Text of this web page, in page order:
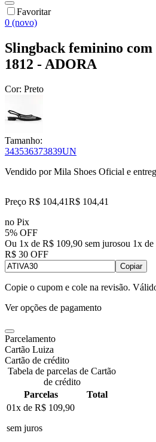
Favoritar
0 (novo)
Slingback feminino
1812 - ADORA
Cor: Preto
Tamanho:
343536373839UN
Vendido porMila Shoes Oficial e
Preço R$ 104,41R$ 104,41
no Pix
5% OFF
Ou 1x de R$ 109,90 sem jurosou 1x de
R$ 30 OFF
Copiar
Copie o cupom e cole na revisão.
Ver opções de pagamento
Parcelamento
Cartão Luiza
Cartão de crédito
Tabela de parcelas de Cartão
de crédito
Parcelas
Total
01x de R$ 109,90
sem juros